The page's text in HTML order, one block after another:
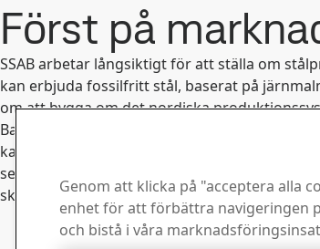
Först på
SSAB arbetar långsiktigt för att ställa om
kan erbjuda fossilfritt stål, baserat på
om att bygga om det nordiska
Bakgrunden är den kraftigt växande
kallade minimills, som ger ett breddat
sett ta bort koldioxidutsläppen i vår egen
ska gå att genomföra måste nödvändig
Genom att klicka på "acceptera alla
enhet för att förbättra navigeringen
och bistå i våra